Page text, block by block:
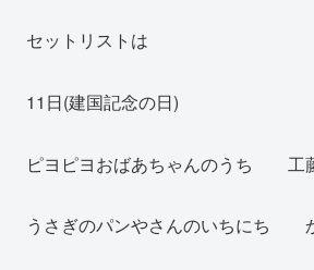
セットリストは
11日(建国記念の日)
ピヨピヨおばあちゃんのうち 工
うさぎのパンやさんのいちにち